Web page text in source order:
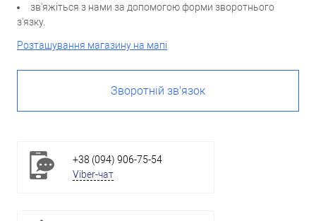
зв'яжіться з нами за допомогою форми зворотнього
з'язку.
Розташування магазину на мапі
Зворотній зв'язок
+38 (094) 906-75-54
Viber-чат